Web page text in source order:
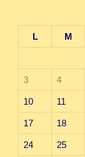
L
M
3 4
10 11
17 18
24 25